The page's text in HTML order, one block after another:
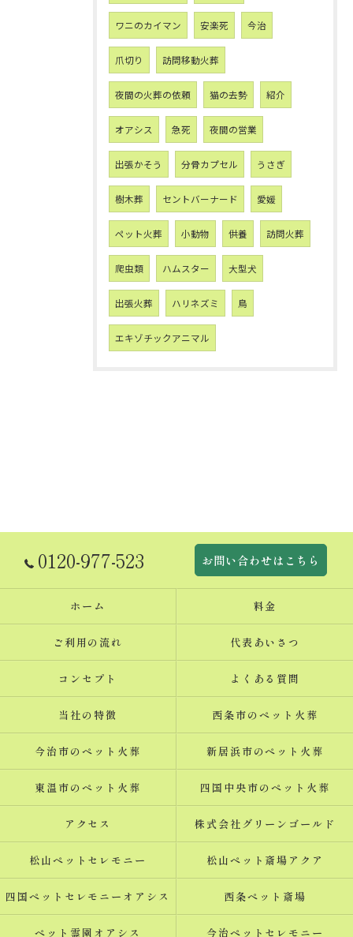
ワニのカイマン 安楽死 今治
爪切り 訪問移動火葬
夜間の火葬の依頼 猫の去勢 紹介
オアシス 急死 夜間の営業
出張かそう 分骨カプセル うさぎ
樹木葬 セントバーナード 愛媛
ペット火葬 小動物 供養 訪問火葬
爬虫類 ハムスター 大型犬
出張火葬 ハリネズミ 鳥
エキゾチックアニマル
0120-977-523 お問い合わせはこちら
ホーム 料金
ご利用の流れ 代表あいさつ
コンセプト よくある質問
当社の特徴 西条市のペット火葬
今治市のペット火葬 新居浜市のペット火葬
東温市のペット火葬 四国中央市のペット火葬
アクセス 株式会社グリーンゴールド
松山ペットセレモニー 松山ペット斎場アクア
四国ペットセレモニーオアシス 西条ペット斎場
ペット霊園オアシス 今治ペットセレモニー